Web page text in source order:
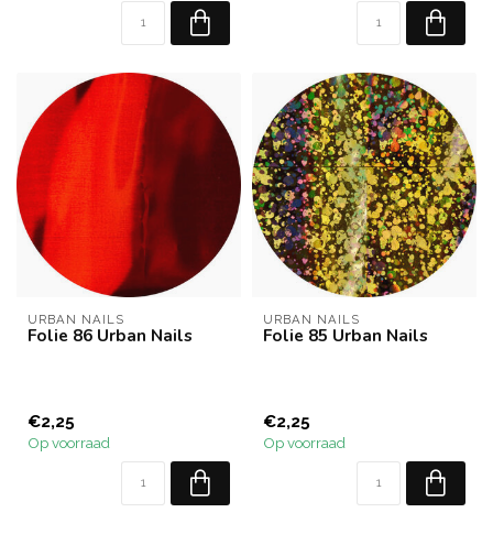
URBAN NAILS
Folie 86 Urban Nails
€2,25
Op voorraad
URBAN NAILS
Folie 85 Urban Nails
€2,25
Op voorraad